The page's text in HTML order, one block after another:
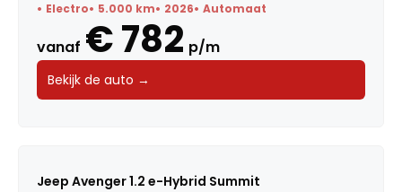
Carrosserie
Transmissie
Brandstof
Electro 5.000 km 2026 Automaat
vanaf € 782 p/m
Bekijk de auto →
Jeep Avenger 1.2 e-Hybrid Summit